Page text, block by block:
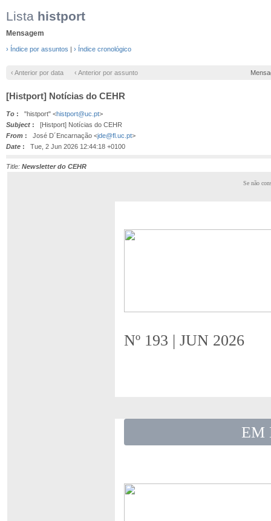
Lista histport
Mensagem
› Índice por assuntos | › Índice cronológico
‹ Anterior por data ‹ Anterior por assunto
[Histport] Notícias do CEHR
To : "histport" <histport@uc.pt>
Subject : [Histport] Notícias do CEHR
From : José D´Encarnação <jde@fl.uc.pt>
Date : Tue, 2 Jun 2026 12:44:18 +0100
Title: Newsletter do CEHR
Se não
Nº 193 | JUN 2026
EM